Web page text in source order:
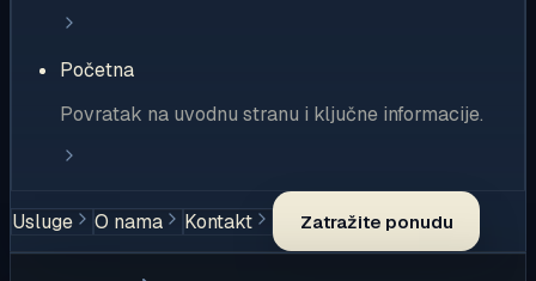
Početna
Povratak na uvodnu stranu i ključne informacije.
Usluge O nama Kontakt Zatražite ponudu